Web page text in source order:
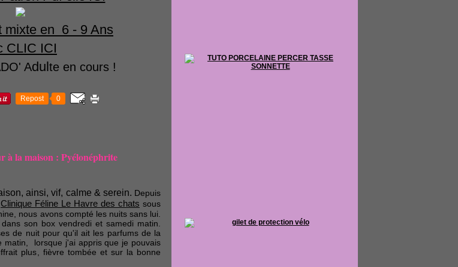
mixte en 6 - 9 Ans
CLIC ICI
Adul te en cours !
Repost 0
à la maison : Pyélonéphrite
ainsi, vif, calme & serein. Depuis
Clinique Féline Le Havre des chats sous
ine, nous avons compté les nuits sans lui.
son box vendredi et samedi matin.
de nuit pour qu'il ait les parfums de la
matin, lorsque j'ai appris que je pouvais
plus, fièvre tombée et sur la bonne